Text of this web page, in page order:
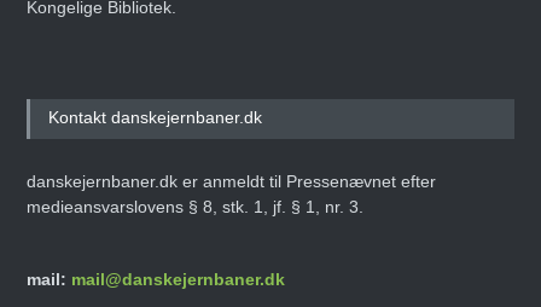
Kongelige Bibliotek.
Kontakt danskejernbaner.dk
danskejernbaner.dk er anmeldt til Pressenævnet efter
medieansvarslovens § 8, stk. 1, jf. § 1, nr. 3.
mail: mail@danskejernbaner.dk